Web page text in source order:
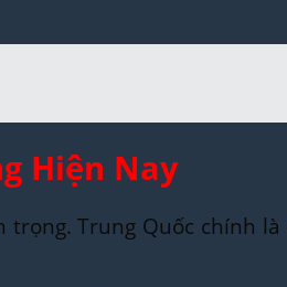
Hiện Nay
Trung Quốc chính